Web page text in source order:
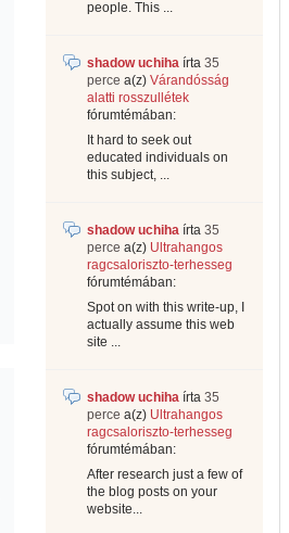
people. This ...
shadow uchiha írta 35
perce a(z) Várandósság
alatti rosszullétek
fórumtémában:
It hard to seek out
educated individuals on
this subject, ...
shadow uchiha írta 35
perce a(z) Ultrahangos
ragcsaloriszto-terhesseg
fórumtémában:
Spot on with this write-up, I
actually assume this web
site ...
shadow uchiha írta 35
perce a(z) Ultrahangos
ragcsaloriszto-terhesseg
fórumtémában:
After research just a few of
the blog posts on your
website...